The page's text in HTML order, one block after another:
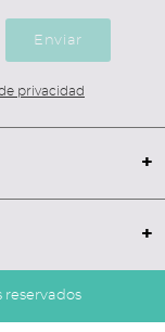
Enviar
privacidad
+
+
reservados